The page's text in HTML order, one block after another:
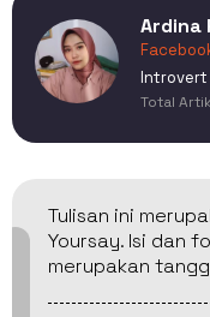
Ardina
Introvert
Total
Tulisan ini
Yoursay. Isi dan
merupakan